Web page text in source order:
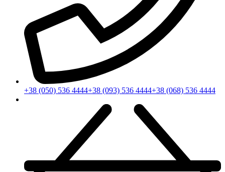
+38 (050) 536 4444+38 (093) 536 4444+38 (068) 536 4444